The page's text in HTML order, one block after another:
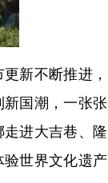
新不断推进，
国潮，一张张
进大吉巷、隆
验世界文化遗产